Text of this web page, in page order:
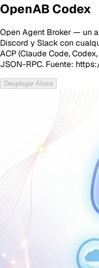
OpenAB Codex
Open Agent Broker — un
Discord y Slack con
ACP (Claude Code,
JSON-RPC. Fuente:
Desplegar Ahora